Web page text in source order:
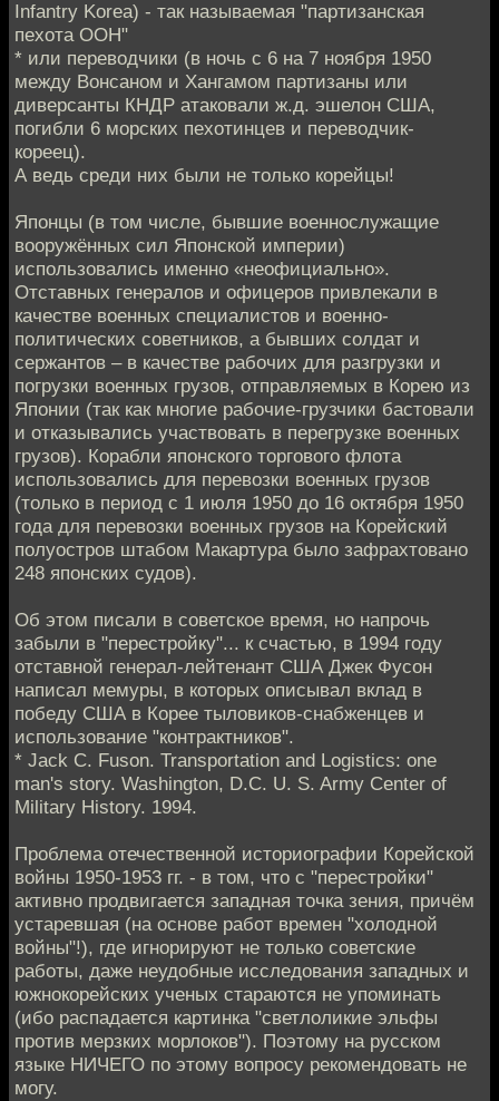
Infantry Korea) - так называемая "партизанская
пехота ООН"
* или переводчики (в ночь с 6 на 7 ноября 1950
между Вонсаном и Хангамом партизаны или
диверсанты КНДР атаковали ж.д. эшелон США,
погибли 6 морских пехотинцев и переводчик-
кореец).
А ведь среди них были не только корейцы!
Японцы (в том числе, бывшие военнослужащие
вооружённых сил Японской империи)
использовались именно «неофициально».
Отставных генералов и офицеров привлекали в
качестве военных специалистов и военно-
политических советников, а бывших солдат и
сержантов – в качестве рабочих для разгрузки и
погрузки военных грузов, отправляемых в Корею из
Японии (так как многие рабочие-грузчики бастовали
и отказывались участвовать в перегрузке военных
грузов). Корабли японского торгового флота
использовались для перевозки военных грузов
(только в период с 1 июля 1950 до 16 октября 1950
года для перевозки военных грузов на Корейский
полуостров штабом Макартура было зафрахтовано
248 японских судов).
Об этом писали в советское время, но напрочь
забыли в "перестройку"... к счастью, в 1994 году
отставной генерал-лейтенант США Джек Фусон
написал мемуры, в которых описывал вклад в
победу США в Корее тыловиков-снабженцев и
использование "контрактников".
* Jack C. Fuson. Transportation and Logistics: one
man's story. Washington, D.C. U. S. Army Center of
Military History. 1994.
Проблема отечественной историографии Корейской
войны 1950-1953 гг. - в том, что с "перестройки"
активно продвигается западная точка зения, причём
устаревшая (на основе работ времен "холодной
войны"!), где игнорируют не только советские
работы, даже неудобные исследования западных и
южнокорейских ученых стараются не упоминать
(ибо распадается картинка "светлоликие эльфы
против мерзких морлоков"). Поэтому на русском
языке НИЧЕГО по этому вопросу рекомендовать не
могу.